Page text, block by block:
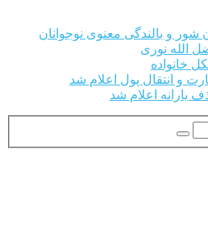
شور و بالندگی معنوی نوجوانان
الله نوری
خانواده
و انتقال پول اعلام شد
یارانه اعلام شد